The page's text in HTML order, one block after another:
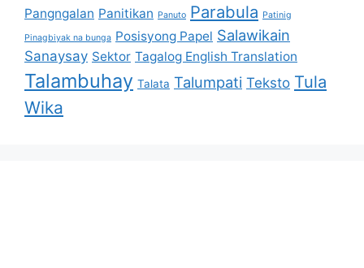
Pangngalan Panitikan Panuto Parabula Patinig
Pinagbiyak na bunga Posisyong Papel Salawikain
Sanaysay Sektor Tagalog English Translation
Talambuhay Talata Talumpati Teksto Tula
Wika